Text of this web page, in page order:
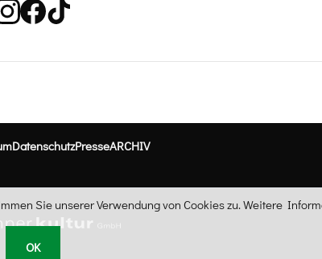
DatenschutzPresseARCHIV
Sie unserer Verwendung von Cookies zu. Weitere
OK